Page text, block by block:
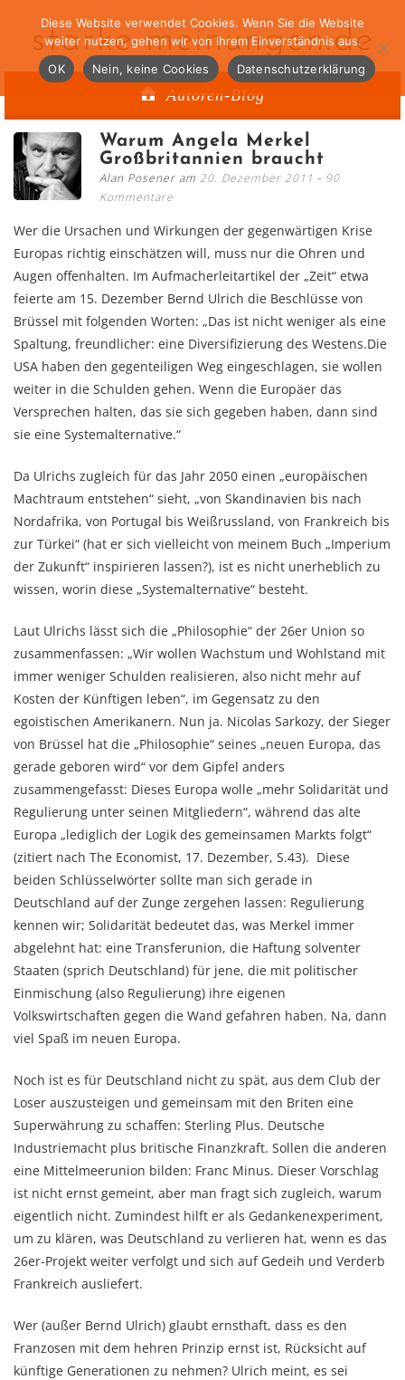
starke-meinungen.de
Autoren-Blog
Warum Angela Merkel
Großbritannien braucht
Alan Posener am 20. Dezember 2011
90
Kommentare
Wer die Ursachen und Wirkungen der gegenwärtigen Krise
Europas richtig einschätzen will, muss nur die Ohren und
Augen offenhalten. Im Aufmacherleitartikel der „Zeit“ etwa
feierte am 15. Dezember Bernd Ulrich die Beschlüsse von
Brüssel mit folgenden Worten: „Das ist nicht weniger als eine
Spaltung, freundlicher: eine Diversifizierung des Westens.Die
USA haben den gegenteiligen Weg eingeschlagen, sie wollen
weiter in die Schulden gehen. Wenn die Europäer das
Versprechen halten, das sie sich gegeben haben, dann sind
sie eine Systemalternative.“
Da Ulrichs zugleich für das Jahr 2050 einen „europäischen
Machtraum entstehen“ sieht, „von Skandinavien bis nach
Nordafrika, von Portugal bis Weißrussland, von Frankreich bis
zur Türkei“ (hat er sich vielleicht von meinem Buch „Imperium
der Zukunft“ inspirieren lassen?), ist es nicht unerheblich zu
wissen, worin diese „Systemalternative“ besteht.
Laut Ulrichs lässt sich die „Philosophie“ der 26er Union so
zusammenfassen: „Wir wollen Wachstum und Wohlstand mit
immer weniger Schulden realisieren, also nicht mehr auf
Kosten der Künftigen leben“, im Gegensatz zu den
egoistischen Amerikanern. Nun ja. Nicolas Sarkozy, der Sieger
von Brüssel hat die „Philosophie“ seines „neuen Europa, das
gerade geboren wird“ vor dem Gipfel anders
zusammengefasst: Dieses Europa wolle „mehr Solidarität und
Regulierung unter seinen Mitgliedern“, während das alte
Europa „lediglich der Logik des gemeinsamen Markts folgt“
(zitiert nach The Economist, 17. Dezember, S.43). Diese
beiden Schlüsselwörter sollte man sich gerade in
Deutschland auf der Zunge zergehen lassen: Regulierung
kennen wir; Solidarität bedeutet das, was Merkel immer
abgelehnt hat: eine Transferunion, die Haftung solventer
Staaten (sprich Deutschland) für jene, die mit politischer
Einmischung (also Regulierung) ihre eigenen
Volkswirtschaften gegen die Wand gefahren haben. Na, dann
viel Spaß im neuen Europa.
Noch ist es für Deutschland nicht zu spät, aus dem Club der
Loser auszusteigen und gemeinsam mit den Briten eine
Superwährung zu schaffen: Sterling Plus. Deutsche
Industriemacht plus britische Finanzkraft. Sollen die anderen
eine Mittelmeerunion bilden: Franc Minus. Dieser Vorschlag
ist nicht ernst gemeint, aber man fragt sich zugleich, warum
eigentlich nicht. Zumindest hilft er als Gedankenexperiment,
um zu klären, was Deutschland zu verlieren hat, wenn es das
26er-Projekt weiter verfolgt und sich auf Gedeih und Verderb
Frankreich ausliefert.
Wer (außer Bernd Ulrich) glaubt ernsthaft, dass es den
Franzosen mit dem hehren Prinzip ernst ist, Rücksicht auf
künftige Generationen zu nehmen? Ulrich meint, es sei
Diese Website verwendet Cookies. Wenn Sie die Website
weiter nutzen, gehen wir von Ihrem Einverständnis aus.
OK
Nein, keine Cookies Datenschutzerklärung